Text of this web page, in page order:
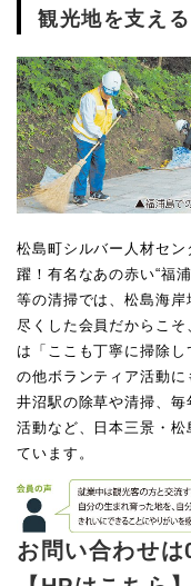
観光地を支え
松島町シルバー人材セ
躍！有名なあの赤い“福
等の清掃では、松島海
尽くした会員だからこ
は「ここも丁寧に掃除
の他ボランティア活動
井沼駅の除草や清掃、
活動など、日本三景・
ています。
お問い合わせ